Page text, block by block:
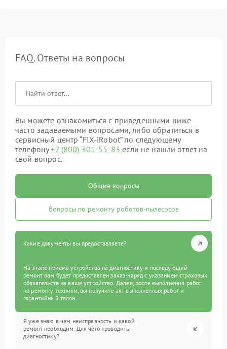
FAQ. Ответы на вопросы
Вы можете ознакомиться с приведенными ниже
часто задаваемыми вопросами, либо обратиться в
сервисный центр “FIX-iRobot” по следующему
телефону+7 (800) 301-55-83 если не нашли ответ на
свой вопрос.
Общие вопросы
Вопросы по ремонту роботов-пылесосов
Какие документы вы предоставляете?
На этапе приема устройства на диагностику и последующий
ремонт вам будет предоставлен заказ-наряд с указанием страховых
обязательств на ваше устройство. Далее, после выполнения работ
по ремонту техники, вы получите акт выполненных работ и
гарантийный талон.
Я уже знаю в чем неисправность и какой
ремонт необходим. Для чего проводить
диагностику?